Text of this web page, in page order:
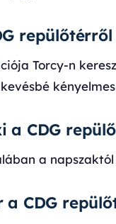
Torcy-n
a CDG
a
CDG